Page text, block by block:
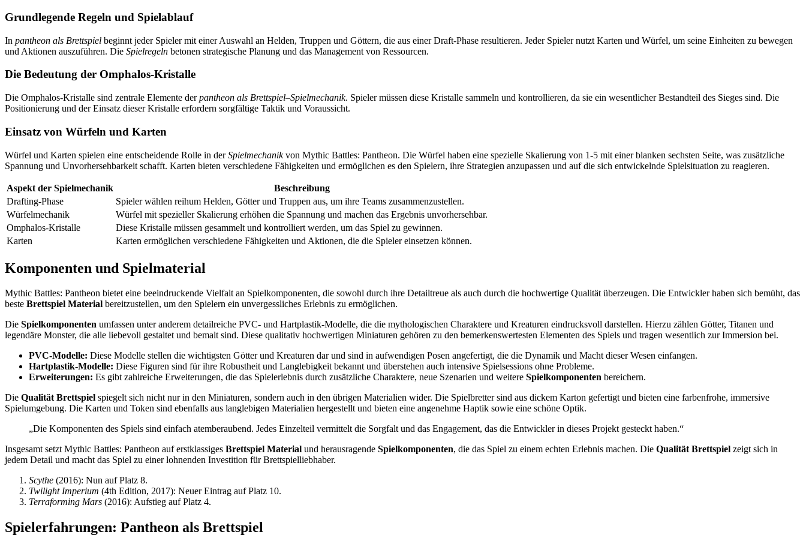
Grundlegende Regeln und Spielablauf
In pantheon als Brettspiel beginnt jeder Spieler mit einer Auswahl an Helden, Truppen und Göttern, die aus einer Draft-Phase resultieren. Jeder Spieler nutzt Karten und Würfel, um seine Einheiten zu bewegen
und Aktionen auszuführen. Die Spielregeln betonen strategische Planung und das Management von Ressourcen.
Die Bedeutung der Omphalos-Kristalle
Die Omphalos-Kristalle sind zentrale Elemente derpantheon als Brettspiel–Spielmechanik. Spieler müssen diese Kristalle sammeln und kontrollieren, da sie ein wesentlicher Bestandteil des Sieges sind. Die
Positionierung und der Einsatz dieser Kristalle erfordern sorgfältige Taktik und Voraussicht.
Einsatz von Würfeln und Karten
Würfel und Karten spielen eine entscheidende Rolle in derSpielmechanikvon Mythic Battles: Pantheon. Die Würfel haben eine spezielle Skalierung von 1-5 mit einer blanken sechsten Seite, was zusätzliche
Spannung und Unvorhersehbarkeit schafft. Karten bieten verschiedene Fähigkeiten und ermöglichen es den Spielern, ihre Strategien anzupassen und auf die sich entwickelnde Spielsituation zu reagieren.
Aspekt der Spielmechanik
Beschreibung
Drafting-Phase
Spieler wählen reihum Helden, Götter und Truppen aus, um ihre Teams zusammenzustellen.
Würfelmechanik
Würfel mit spezieller Skalierung erhöhen die Spannung und machen das Ergebnis unvorhersehbar.
Omphalos-Kristalle
Diese Kristalle müssen gesammelt und kontrolliert werden, um das Spiel zu gewinnen.
Karten
Karten ermöglichen verschiedene Fähigkeiten und Aktionen, die die Spieler einsetzen können.
Komponenten und Spielmaterial
Mythic Battles: Pantheon bietet eine beeindruckende Vielfalt an Spielkomponenten, die sowohl durch ihre Detailtreue als auch durch die hochwertige Qualität überzeugen. Die Entwickler haben sich bemüht, das
beste Brettspiel Material bereitzustellen, um den Spielern ein unvergessliches Erlebnis zu ermöglichen.
Die Spielkomponenten umfassen unter anderem detailreiche PVC- und Hartplastik-Modelle, die die mythologischen Charaktere und Kreaturen eindrucksvoll darstellen. Hierzu zählen Götter, Titanen und
legendäre Monster, die alle liebevoll gestaltet und bemalt sind. Diese qualitativ hochwertigen Miniaturen gehören zu den bemerkenswertesten Elementen des Spiels und tragen wesentlich zur Immersion bei.
PVC-Modelle: Diese Modelle stellen die wichtigsten Götter und Kreaturen dar und sind in aufwendigen Posen angefertigt, die die Dynamik und Macht dieser Wesen einfangen.
Hartplastik-Modelle: Diese Figuren sind für ihre Robustheit und Langlebigkeit bekannt und überstehen auch intensive Spielsessions ohne Probleme.
Erweiterungen: Es gibt zahlreiche Erweiterungen, die das Spielerlebnis durch zusätzliche Charaktere, neue Szenarien und weitere Spielkomponenten bereichern.
Die Qualität Brettspiel spiegelt sich nicht nur in den Miniaturen, sondern auch in den übrigen Materialien wider. Die Spielbretter sind aus dickem Karton gefertigt und bieten eine farbenfrohe, immersive
Spielumgebung. Die Karten und Token sind ebenfalls aus langlebigen Materialien hergestellt und bieten eine angenehme Haptik sowie eine schöne Optik.
„Die Komponenten des Spiels sind einfach atemberaubend. Jedes Einzelteil vermittelt die Sorgfalt und das Engagement, das die Entwickler in dieses Projekt gesteckt haben.“
Insgesamt setzt Mythic Battles: Pantheon auf erstklassiges Brettspiel Material und herausragende Spielkomponenten, die das Spiel zu einem echten Erlebnis machen. Die Qualität Brettspiel zeigt sich in
jedem Detail und macht das Spiel zu einer lohnenden Investition für Brettspielliebhaber.
Scythe (2016): Nun auf Platz 8.
Twilight Imperium (4th Edition, 2017): Neuer Eintrag auf Platz 10.
Terraforming Mars (2016): Aufstieg auf Platz 4.
Spielerfahrungen: Pantheon als Brettspiel